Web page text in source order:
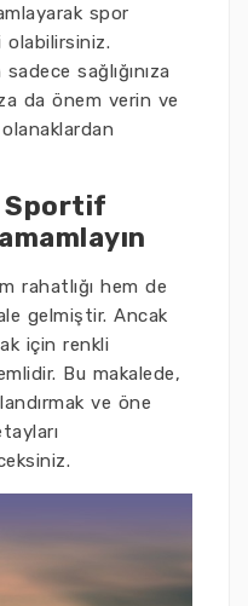
spor
sağlığınıza
da önem verin ve
Sportif
rahatlığı hem de
gelmiştir. Ancak
için renkli
Bu makalede,
ve öne